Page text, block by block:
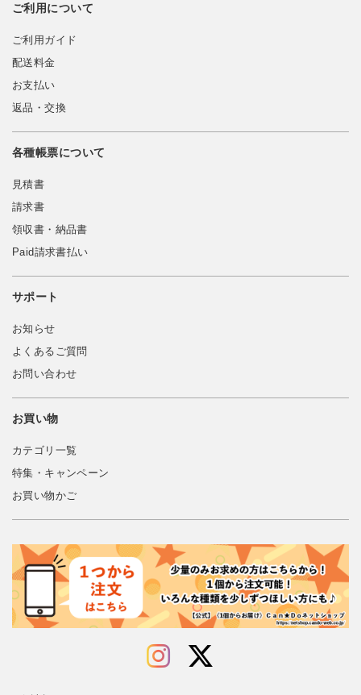
ご利用について
ご利用ガイド
配送料金
お支払い
返品・交換
各種帳票について
見積書
請求書
領収書・納品書
Paid請求書払い
サポート
お知らせ
よくあるご質問
お問い合わせ
お買い物
カテゴリ一覧
特集・キャンペーン
お買い物かご